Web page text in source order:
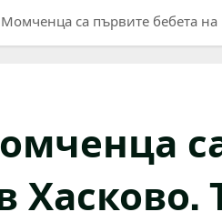
са първите бебета
Хасково.